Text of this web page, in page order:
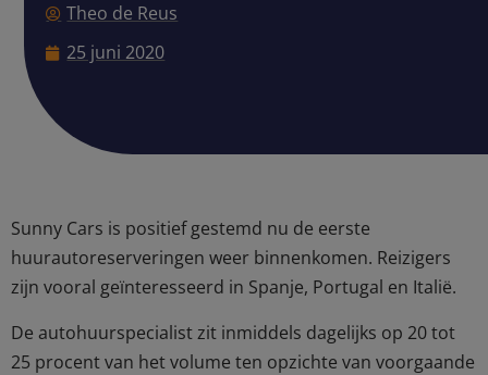
Theo de Reus
25 juni 2020
Sunny Cars is positief gestemd nu de eerste
huurautoreserveringen weer binnenkomen. Reizigers
zijn vooral geïnteresseerd in Spanje, Portugal en Italië.
De autohuurspecialist zit inmiddels dagelijks op 20 tot
25 procent van het volume ten opzichte van voorgaande